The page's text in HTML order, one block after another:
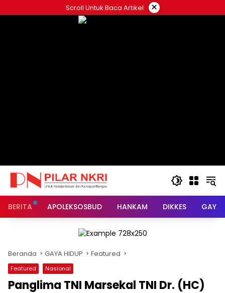
ke
Scroll Untuk Baca Artikel ×
BERITA APOLEKSOSBUD HANKAM DIKKES GAYA
Beranda GAYA HIDUP Featured
Featured Nasional
Panglima TNI Marsekal TNI Dr. (HC)